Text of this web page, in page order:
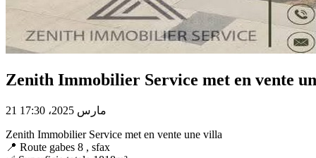
Zenith Immobilier Service met en vente
21 مارس 2025، 17:30
Zenith Immobilier Service met en vente une villa
📍 Route gabes 8 , sfax